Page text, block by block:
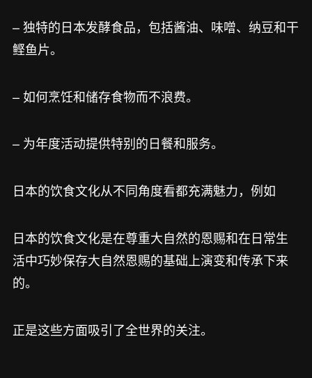
– 独特的日本发酵食品，包括酱油、味噌、纳豆和干
鲣鱼片。
– 如何烹饪和储存食物而不浪费。
– 为年度活动提供特别的日餐和服务。
日本的饮食文化从不同角度看都充满魅力，例如
日本的饮食文化是在尊重大自然的恩赐和在日常生
活中巧妙保存大自然恩赐的基础上演变和传承下来
的。
正是这些方面吸引了全世界的关注。